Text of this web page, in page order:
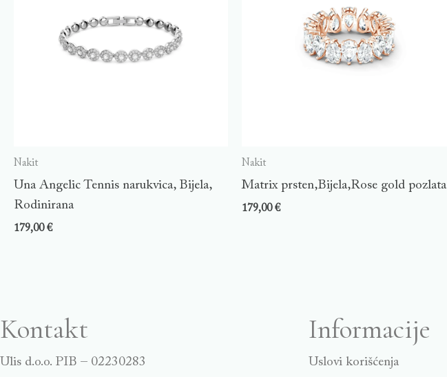
Nakit
Una Angelic Tennis narukvica, Bijela,
Rodinirana
179,00€
Nakit
Matrix prsten,Bijela,Rose gold pozlata
179,00€
Kontakt
Ulis d.o.o. PIB – 02230283
Informacije
Uslovi korišćenja